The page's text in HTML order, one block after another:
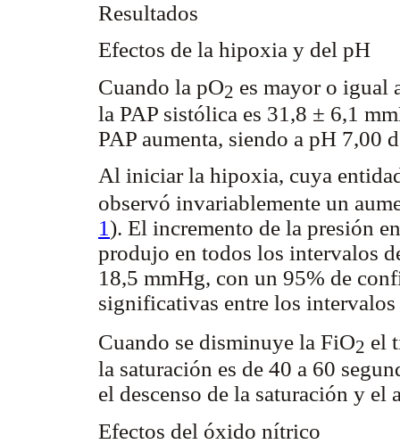
Resultados
Efectos de la hipoxia y del pH
Cuando la pO2 es mayor o igual
la PAP sistólica es 31,8 ± 6,1
PAP aumenta, siendo a pH
Al iniciar la hipoxia, cuya
observó invariablemente un
1). El incremento de la presión
produjo en todos los intervalos
18,5 mmHg, con un 95% de
significativas entre los
Cuando se disminuye la FiO2 el
la saturación es de 40 a 60
el descenso de la saturación y el
Efectos del óxido nítrico